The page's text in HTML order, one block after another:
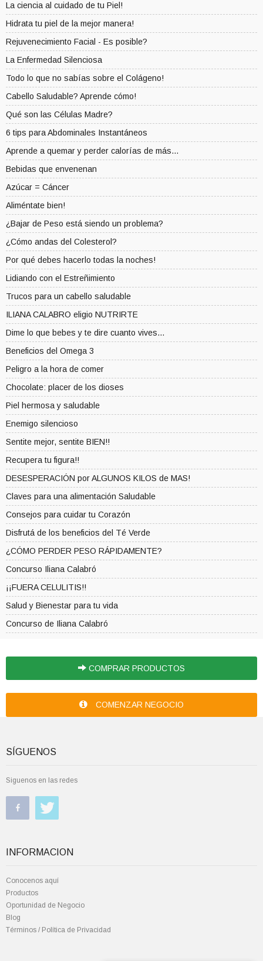
La ciencia al cuidado de tu Piel!
Hidrata tu piel de la mejor manera!
Rejuvenecimiento Facial - Es posible?
La Enfermedad Silenciosa
Todo lo que no sabías sobre el Colágeno!
Cabello Saludable? Aprende cómo!
Qué son las Células Madre?
6 tips para Abdominales Instantáneos
Aprende a quemar y perder calorías de más...
Bebidas que envenenan
Azúcar = Cáncer
Aliméntate bien!
¿Bajar de Peso está siendo un problema?
¿Cómo andas del Colesterol?
Por qué debes hacerlo todas la noches!
Lidiando con el Estreñimiento
Trucos para un cabello saludable
ILIANA CALABRO eligio NUTRIRTE
Dime lo que bebes y te dire cuanto vives...
Beneficios del Omega 3
Peligro a la hora de comer
Chocolate: placer de los dioses
Piel hermosa y saludable
Enemigo silencioso
Sentite mejor, sentite BIEN!!
Recupera tu figura!!
DESESPERACIÓN por ALGUNOS KILOS de MAS!
Claves para una alimentación Saludable
Consejos para cuidar tu Corazón
Disfrutá de los beneficios del Té Verde
¿CÓMO PERDER PESO RÁPIDAMENTE?
Concurso Iliana Calabró
¡¡FUERA CELULITIS!!
Salud y Bienestar para tu vida
Concurso de Iliana Calabró
COMPRAR PRODUCTOS
COMENZAR NEGOCIO
SÍGUENOS
Siguenos en las redes
INFORMACION
Conocenos aquí
Productos
Oportunidad de Negocio
Blog
Términos / Política de Privacidad